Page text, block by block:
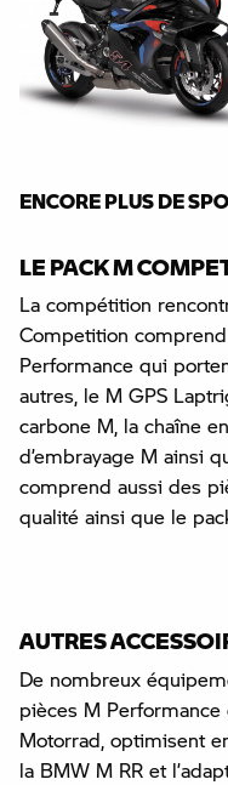
ENCORE PLUS DE
LE PACK M
La compétition
Competition
Performance qui
autres, le M GPS
carbone M, la chaîne
d’embrayage M ainsi
comprend aussi des
qualité ainsi que le
AUTRES
De nombreux
pièces M Performance
Motorrad, optimisent
la BMW M RR et